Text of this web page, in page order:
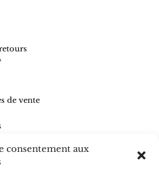
consentement aux
de vente